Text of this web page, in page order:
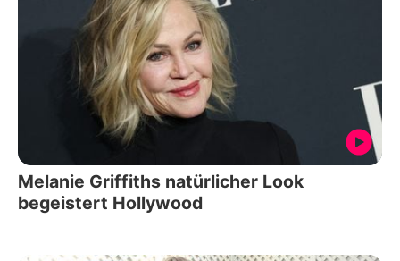
Melanie Griffiths natürlicher Look
begeistert Hollywood